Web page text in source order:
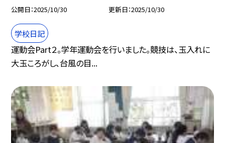
公開日 2025/10/30 更新日 2025/10/30
学校日記
運動会Part２。学年運動会を行いました。競技は、玉入れに
大玉ころがし、台風の目...